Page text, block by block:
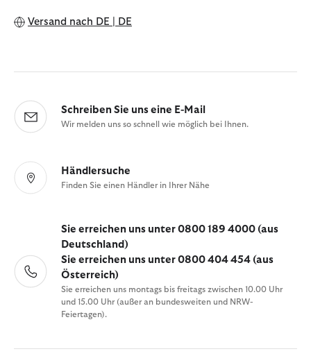
Versand nach DE | DE
Schreiben Sie uns eine E-Mail
Wir melden uns so schnell wie möglich bei Ihnen.
Händlersuche
Finden Sie einen Händler in Ihrer Nähe
Sie erreichen uns unter 0800 189 4000 (aus
Deutschland)
Sie erreichen uns unter 0800 404 454 (aus
Österreich)
Sie erreichen uns montags bis freitags zwischen 10.00 Uhr
und 15.00 Uhr (außer an bundesweiten und NRW-
Feiertagen).